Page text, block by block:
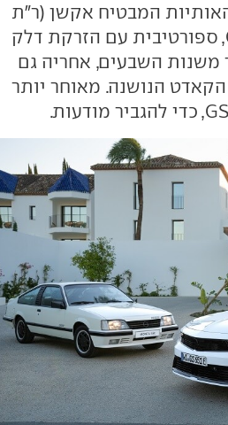
המבטיח אקשן (ר"ת
של Grand Sport Einspritzung, ספורטיבית עם הזרקת דלק
משנות השבעים, אחריה גם
הנושנה. מאוחר יותר